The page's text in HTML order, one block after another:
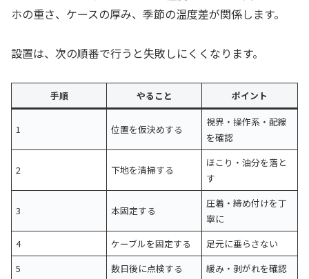
ホの重さ、ケースの厚み、季節の温度差が関係します。
設置は、次の順番で行うと失敗しにくくなります。
手順 やること ポイント
1 位置を仮決めする
視界・操作系・配線
を確認
2 下地を清掃する
ほこり・油分を落と
す
3 本固定する
圧着・締め付けを丁
寧に
4
ケーブルを固定する
足元に垂らさない
5
数日後に点検する 緩み・剥がれを確認